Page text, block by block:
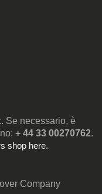
Se necessario, è
+ 44 33 00270762.
shop here.
Company